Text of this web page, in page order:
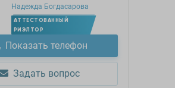
Надежда Богдасарова
АТТЕСТОВАННЫЙ
РИЭЛТОР
Показать телефон
Задать вопрос